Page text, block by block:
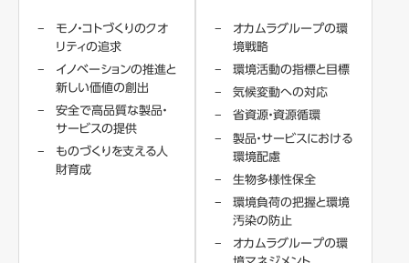
モノ・コトづくりのクオ
リティの追求
イノベーションの推進と
新しい価値の創出
安全で高品質な製品・
サービスの提供
ものづくりを支える人
財育成
オカムラグループの環
境戦略
環境活動の指標と目標
気候変動への対応
省資源・資源循環
製品・サービスにおける
環境配慮
生物多様性保全
環境負荷の把握と環境
汚染の防止
オカムラグループの環